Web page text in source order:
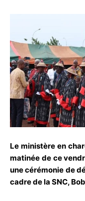
Le ministère en
matinée de ce
une cérémonie de
cadre de la SNC,